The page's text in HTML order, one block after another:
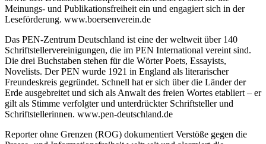
Meinungs- und Publikationsfreiheit ein und engagiert sich in der
Leseförderung. www.boersenverein.de
Das PEN-Zentrum Deutschland ist eine der weltweit über 140
Schriftstellervereinigungen, die im PEN International vereint sind.
Die drei Buchstaben stehen für die Wörter Poets, Essayists,
Novelists. Der PEN wurde 1921 in England als literarischer
Freundeskreis gegründet. Schnell hat er sich über die Länder der
Erde ausgebreitet und sich als Anwalt des freien Wortes etabliert – er
gilt als Stimme verfolgter und unterdrückter Schriftsteller und
Schriftstellerinnen. www.pen-deutschland.de
Reporter ohne Grenzen (ROG) dokumentiert Verstöße gegen die